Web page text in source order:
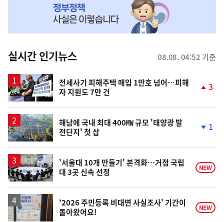
뉴
스
실시간 인기뉴스 08.08. 04:52 기준
전세사기 피해주택 매입 1만호 넘어…피해
자 지원도 7만 건
상
3
해남에 국내 최대 400㎿ 규모 '태양광 발
전단지' 첫 삽
하
락
1
'서울대 10개 만들기' 본격화…거점 국립
대 3곳 신속 선정
NEW
'2026 주민등록 비대면 사실조사' 기간이
돌아왔어요!
NEW